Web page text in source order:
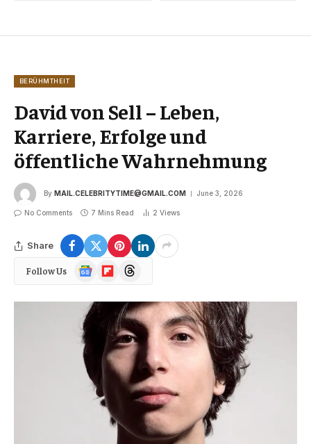
BERÜHMTHEIT
David von Sell – Leben,
Karriere, Erfolge und
öffentliche Wahrnehmung
By MAIL.CELEBRITYTIME@GMAIL.COM June 3, 2026
No Comments 7 Mins Read 2 Views
Share
Follow Us
Google
News
FlipboardThreads